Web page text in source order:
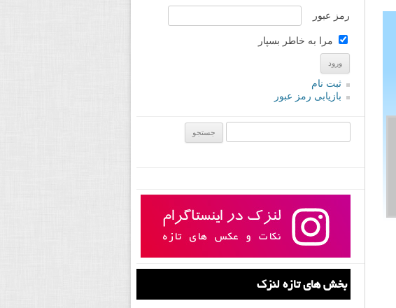
رمز عبور
مرا به خاطر بسپار
ثبت نام
بازیابی رمز عبور
بخش های تازه لنزک